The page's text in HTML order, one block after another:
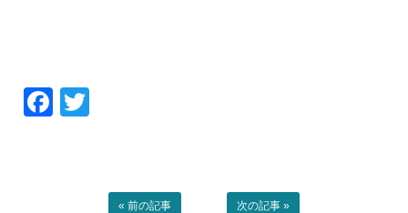
Facebook
« 前の記事 次の記事 »